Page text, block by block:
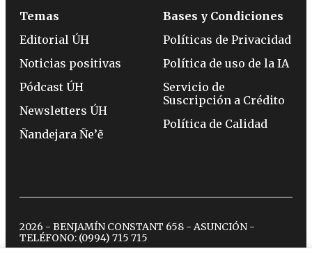
Temas
Editorial ÚH
Noticias positivas
Pódcast ÚH
Newsletters ÚH
Ñandejara Ñe’ẽ
Bases y Condiciones
Políticas de Privacidad
Política de uso de la IA
Servicio de
Suscripción a Crédito
Política de Calidad
2026 - BENJAMÍN CONSTANT 658 - ASUNCIÓN -
TELÉFONO: (0994) 715 715